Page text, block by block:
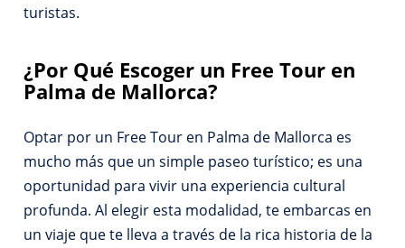
turistas.
¿Por Qué Escoger un Free Tour en
Palma de Mallorca?
Optar por un Free Tour en Palma de Mallorca es
mucho más que un simple paseo turístico; es una
oportunidad para vivir una experiencia cultural
profunda. Al elegir esta modalidad, te embarcas en
un viaje que te lleva a través de la rica historia de la